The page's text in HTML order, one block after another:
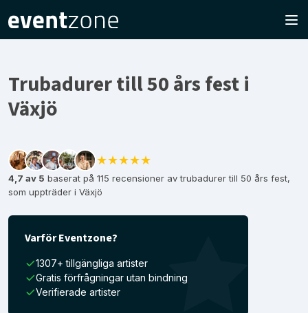
Trubadurer till 50 års fest i
Växjö
★★★★★
4,7 av 5 baserat på 115 recensioner av trubadurer till 50 års fest,
som uppträder i Växjö
Varför Eventzone?
1307+ tillgängliga artister
Gratis förfrågningar utan bindning
Verifierade artister